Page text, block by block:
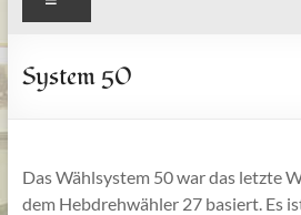
System 50
Das Wählsystem 50 war das letzte
dem Hebdrehwähler 27 basiert. Es